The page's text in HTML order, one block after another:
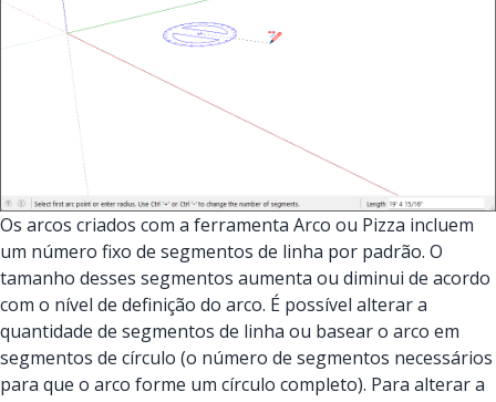
Os arcos criados com a ferramenta Arco ou Pizza incluem
um número fixo de segmentos de linha por padrão. O
tamanho desses segmentos aumenta ou diminui de acordo
com o nível de definição do arco. É possível alterar a
quantidade de segmentos de linha ou basear o arco em
segmentos de círculo (o número de segmentos necessários
para que o arco forme um círculo completo). Para alterar a